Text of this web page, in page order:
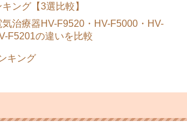
ング【3選比較】
気治療器HV-F9520・HV-F5000・HV-
F5201の違いを比較
キング